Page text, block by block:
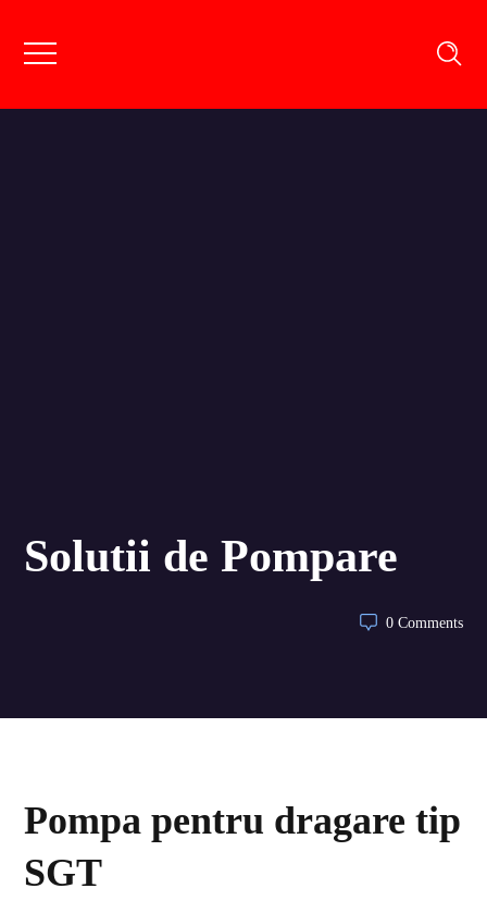
Solutii de Pompare
0 Comments
Pompa pentru dragare tip
SGT